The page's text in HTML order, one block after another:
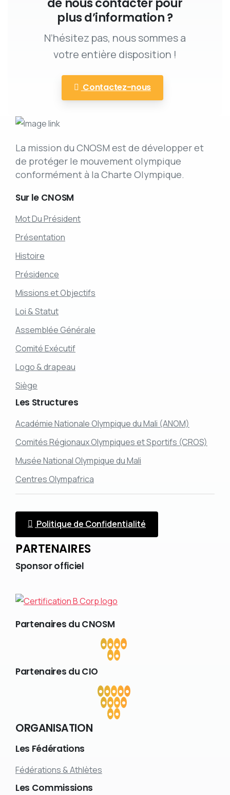
plus d’information ?
N’hésitez pas, nous sommes a
votre entière disposition !
Contactez-nous
La mission du CNOSM est de développer et
de protéger le mouvement olympique
conformément à la Charte Olympique.
Sur le CNOSM
Mot Du Président
Présentation
Histoire
Présidence
Missions et Objectifs
Loi & Statut
Assemblée Générale
Comité Exécutif
Logo & drapeau
Siège
Les Structures
Académie Nationale Olympique du Mali (ANOM)
Comités Régionaux Olympiques et Sportifs (CROS)
Musée National Olympique du Mali
Centres Olympafrica
Politique de Confidentialité
PARTENAIRES
Sponsorofficiel
Partenaires du CNOSM
Partenaires du CIO
ORGANISATION
Les Fédérations
Fédérations & Athlètes
Les Commissions